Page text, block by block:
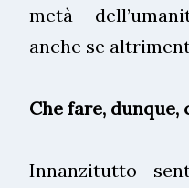
metà
anche se
Che fare, dunque,
Innanzitutto